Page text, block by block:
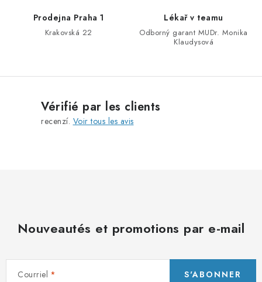
Prodejna Praha 1
Krakovská 22
Lékař v teamu
Odborný garant MUDr. Monika
Klaudysová
Vérifié par les clients
recenzí. Voir tous les avis
Nouveautés et promotions par e-mail
Courriel S'ABONNER